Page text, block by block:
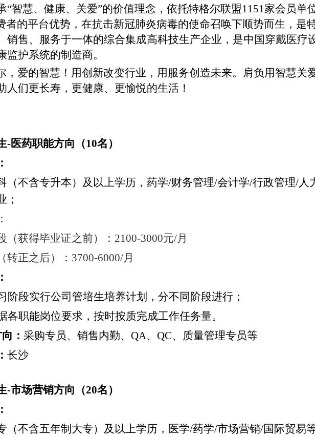
“智慧、健康、关爱”的价值理念，依托特格尔联盟1151家会员单
者的平台优势，在抗击新冠肺炎病毒的使命召唤下顺势而生，是
销售、服务于一体的综合集成高科技生产企业，是中国穿戴医疗
监护系统的制造商。
，爱的智慧！用创新改变行业，用服务创造未来。肩负用智慧关
人们更长寿，更健康、更愉悦的生活！
-医药职能方向 （10名）
（不含专升本） 及以上学历 ，药学/财务管理/会计学/行政管理/人
；
（获得毕业证之前）
： 2100-3000元/月
转正之后）： 3700-6000/月
阶段实行公司管培生培养计划，分不同阶段进行；
各职能岗位要求，按时按质完成工作任务量。
： 采购专员、销售内勤、 QA、QC、质量管理专员等
长沙
-市场营销方向（20名）
（不含五年制大专） 及以上学历 ， 医学/药学/市场营销/国际贸易